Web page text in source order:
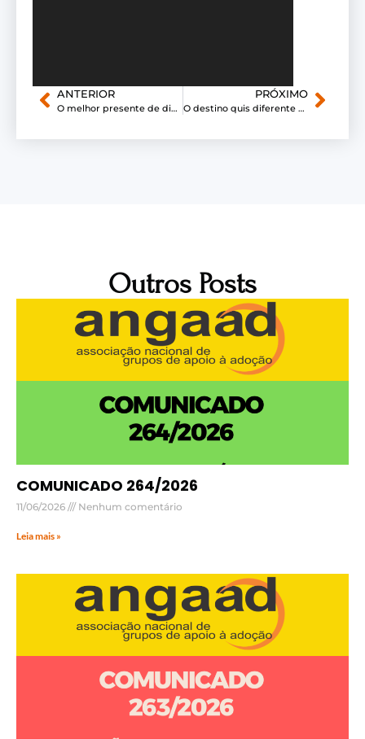
ANTERIOR
O melhor presente de dia das crianças que seu filho pode ganhar
PRÓXIMO
O destino quis diferente – Adoção tardia.
Outros Posts
COMUNICADO 264/2026
11/06/2026 Nenhum comentário
Leia mais »